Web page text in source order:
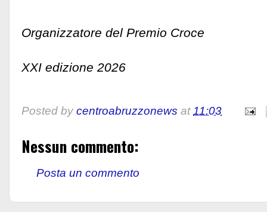
Organizzatore del Premio Croce
XXI edizione 2026
Posted by centroabruzzonews at11:03
Nessun commento:
Posta un commento